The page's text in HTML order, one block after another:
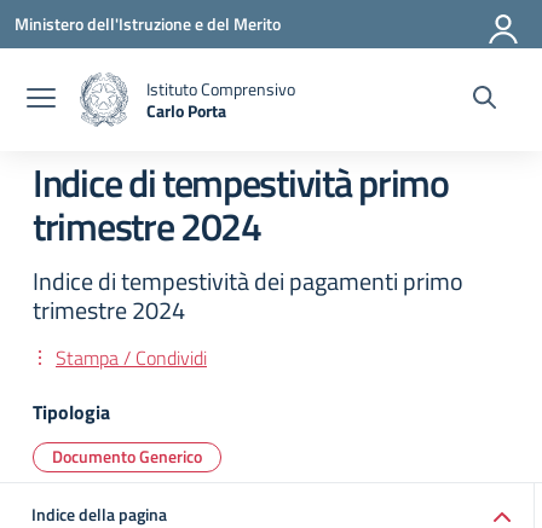
Vai ai contenuti
Vai al menu di navigazione
Vai al footer
Ministero dell'Istruzione e del Merito
Istituto Comprensivo
Carlo Porta
Indice di tempestività primo
trimestre 2024
Indice di tempestività dei pagamenti primo
trimestre 2024
Stampa / Condividi
Tipologia
Documento Generico
Indice della pagina